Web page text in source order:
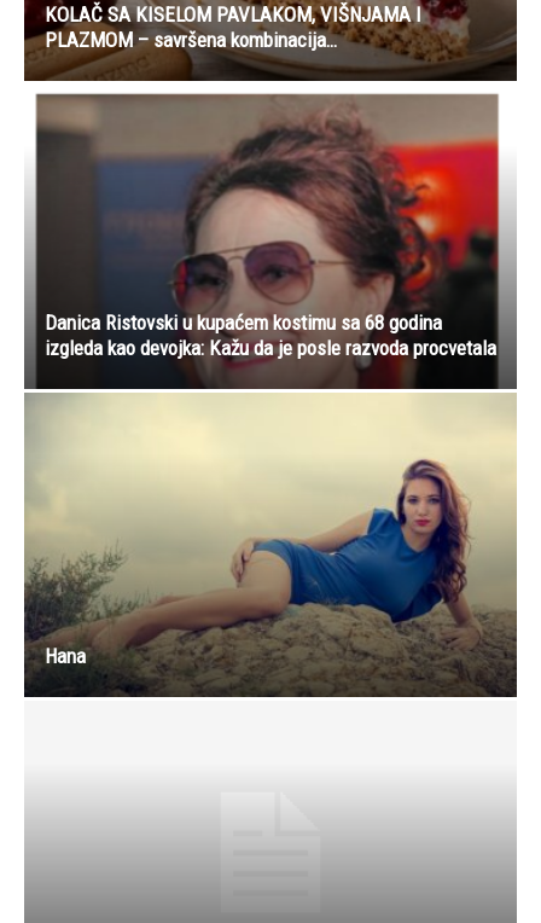
KOLAČ SA KISELOM PAVLAKOM, VIŠNJAMA I
PLAZMOM – savršena kombinacija…
Danica Ristovski u kupaćem kostimu sa 68 godina
izgleda kao devojka: Kažu da je posle razvoda procvetala
Hana